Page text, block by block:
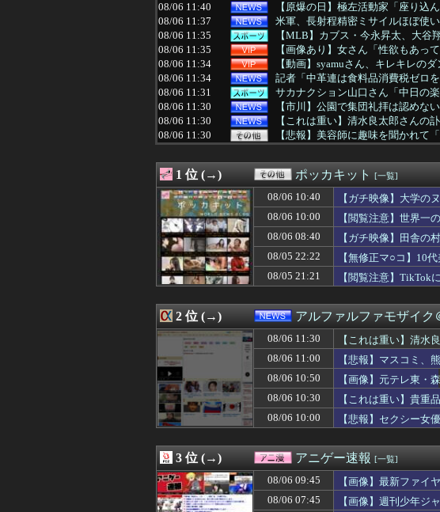
08/06 11:40
【原爆の日】極左活動家「座り込
08/06 11:37
米軍、長射程精密ミサイルほぼ使
08/06 11:35
【MLB】カブス・今永昇太、大谷
08/06 11:35
【画像あり】女さん「性欲もあっ
08/06 11:34
【動画】syamuさん、キレキレの
08/06 11:34
記者「中革連は食料品消費税ゼロ
08/06 11:31
サカナクション山口さん「中日の
08/06 11:30
【市川】公園で集団礼拝は認め
08/06 11:30
【これは重い】清水良太郎さんの
08/06 11:30
【悲報】美容師に趣味を聞かれて
08/06 11:30
【原神】スネージナヤにもお胸格
08/06 11:29
【消費税率1％】「下げるのが筋な
08/06 11:28
【動画】メキシカンリーグの乱闘
08/06 11:25
【驚愕】無職女だけど性欲ヤバく
08/06 11:25
【悲報】女さん、少年ジャンプの
08/06 11:22
カブスPCAさん、打率.288 26本 28
08/06 11:19
【刃牙らへん】69話ネタバレ考察
08/06 11:19
韓国Webtoon企業の最後の牙城だ
08/06 11:16
NHK職員が番組出演タレントから
08/06 11:15
突進してきた牛を跳び越えたら、
08/06 11:13
昨日の9回の新庄の采配www
08/06 11:12
彼氏とのデートの会計で彼が「端
08/06 11:12
【動画】広島慰霊の日に発生した
08/06 11:12
【悲報】NHK、ガチで『恐ろしい
08/06 11:12
減塩って普通に生きてたら不可能
08/06 11:10
【速報】記者「中革連は食料品消
08/06 11:09
【画像】チー牛が必ず1回はヌい
08/06 11:09
【画像】兎田ぺこら×宝鐘マリン：
08/06 11:08
ホンダのスーパーカブってもう完
08/06 11:05
【悲報】ライター「ちいかわが反社
08/06 11:05
『みんなのGOLF WORLD』、改善
08/06 11:05
【画像あり】宇多田ヒカル「ドラ
08/06 11:05
【画像】この推定Gカップ以上の
1 位 (→) ポッカキット [一覧]
08/06 10:40
【ガチ映像】大学の
08/06 10:00
【閲覧注意】世界一
08/06 08:40
【ガチ映像】田舎の
08/05 22:22
【無修正マ○コ】10
08/05 21:21
【閲覧注意】TikTok
2 位 (→) アルファルファモザイク
08/06 11:30
【これは重い】清水
08/06 11:00
【悲報】マスコミ、
08/06 10:50
【画像】元テレ東・
08/06 10:30
【これは重い】貴
08/06 10:00
【悲報】セクシー女
3 位 (→) アニゲー速報 [一覧]
08/06 09:45
【画像】最新ファイ
08/06 07:45
【画像】週刊少年